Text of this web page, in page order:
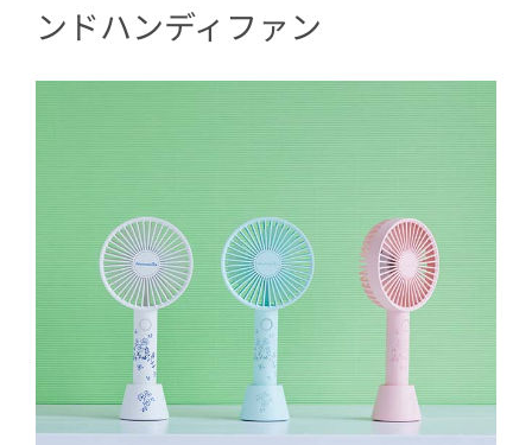
ンドハンディファン